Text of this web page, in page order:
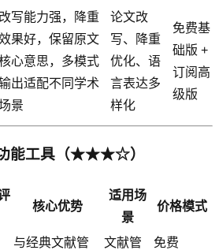
改写能力强，降重
果好，保留原文
心意思，多模式
出适配不同学术
景
论文改
写、降重
优化、语
言表达多
样化
免费基
础版 +
订阅高
级版
能工具（★★★☆）
核心优势
适用场
景
价格模式
与经典文献管
文献管
免费